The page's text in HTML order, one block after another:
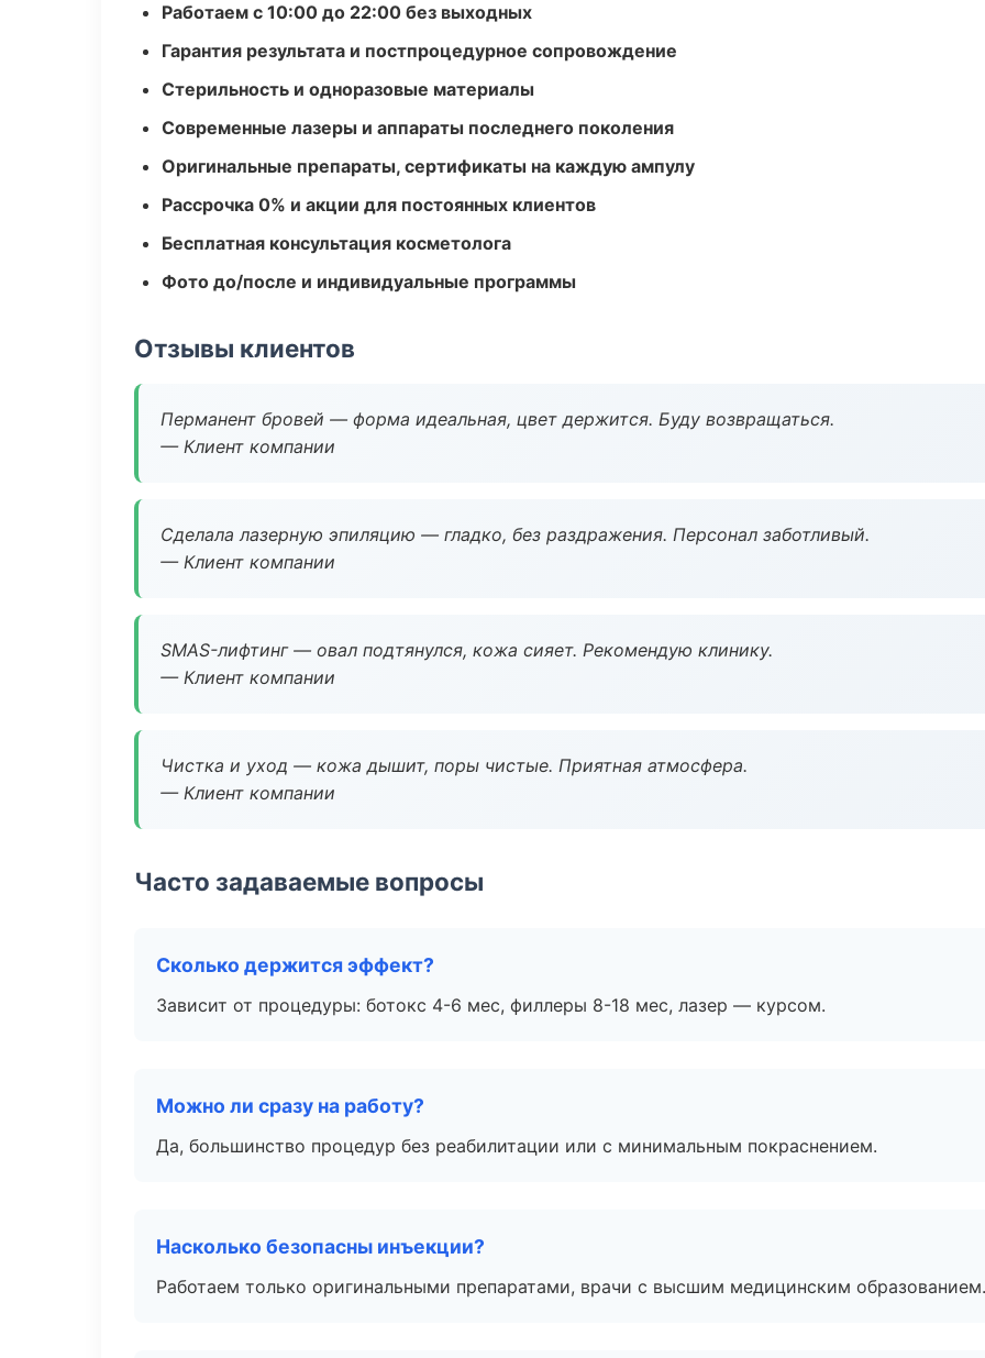
Работаем с 10:00 до 22:00 без выходных
Гарантия результата и постпроцедурное сопровождение
Стерильность и одноразовые материалы
Современные лазеры и аппараты последнего поколения
Оригинальные препараты, сертификаты на каждую ампулу
Рассрочка 0% и акции для постоянных клиентов
Бесплатная консультация косметолога
Фото до/после и индивидуальные программы
Отзывы клиентов
Перманент бровей — форма идеальная, цвет держится. Буду возвращаться.
— Клиент компании
Сделала лазерную эпиляцию — гладко, без раздражения. Персонал заботливый.
— Клиент компании
SMAS-лифтинг — овал подтянулся, кожа сияет. Рекомендую клинику.
— Клиент компании
Чистка и уход — кожа дышит, поры чистые. Приятная атмосфера.
— Клиент компании
Часто задаваемые вопросы
Сколько держится эффект?
Зависит от процедуры: ботокс 4-6 мес, филлеры 8-18 мес, лазер — курсом.
Можно ли сразу на работу?
Да, большинство процедур без реабилитации или с минимальным покраснением.
Насколько безопасны инъекции?
Работаем только оригинальными препаратами, врачи с высшим медицинским образованием.